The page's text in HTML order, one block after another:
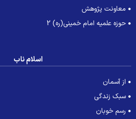
معاونت پژوهش
حوزه علمیه امام خمینی(ره) 2
اسلام ناب
از آسمان
سبک زندگی
رسم خوبان